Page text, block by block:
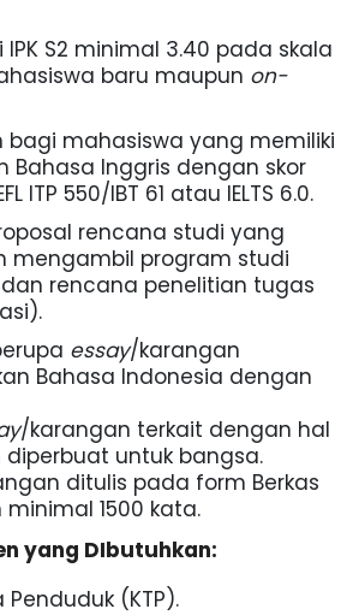
IPK S2 minimal 3.40 pada skala
baru maupun on-
bagi mahasiswa yang memiliki
Bahasa Inggris dengan skor
ITP 550/IBT 61 atau IELTS 6.0.
rencana studi yang
mengambil program studi
rencana penelitian tugas
essay/karangan
Bahasa Indonesia dengan
/karangan terkait dengan hal
untuk bangsa.
ditulis pada form Berkas
1500 kata.
yang DIbutuhkan:
(KTP).